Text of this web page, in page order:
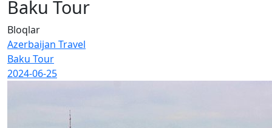
Baku Tour
Bloqlar
Azerbaijan Travel
Baku Tour
2024-06-25